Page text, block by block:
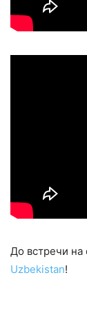
До встречи
Uzbekistan!